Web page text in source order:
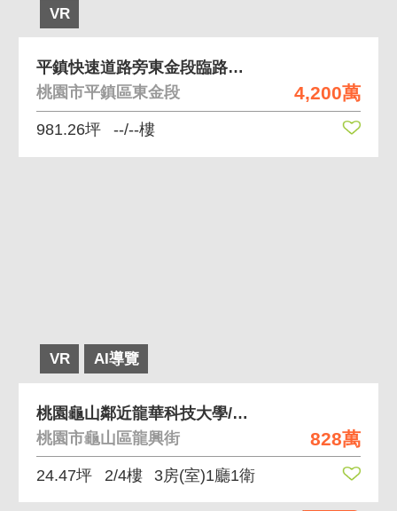
VR
4,200萬
平鎮快速道路旁東金段臨路農地
桃園市平鎮區東金段
981.26坪 --/--樓
VR AI導覽
828萬
桃園龜山鄰近龍華科技大學/生活機能超好
桃園市龜山區龍興街
24.47坪 2/4樓 3房(室)1廳1衛